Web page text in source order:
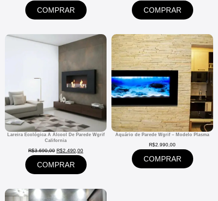
COMPRAR COMPRAR
Lareira Ecológica A Álcool De Parede Wgrif
California
R$3.690,00 R$2.490,00
COMPRAR
Aquário de Parede Wgrif – Modelo Plasma
R$2.990,00
COMPRAR